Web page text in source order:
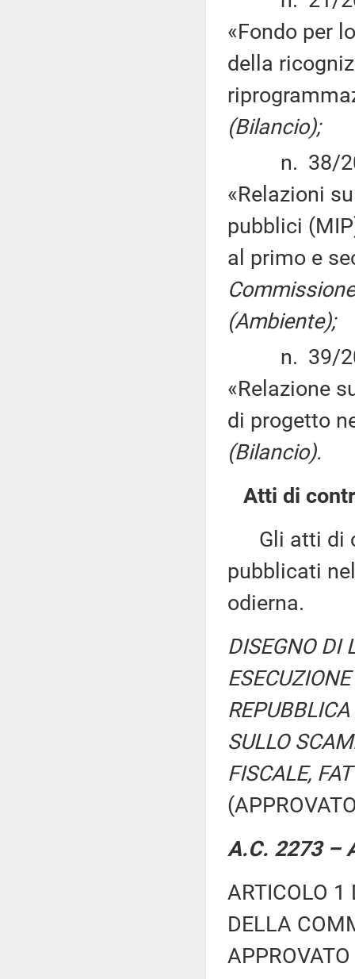
«Fondo per
della
(Bilancio);
n. 38/
«Relazioni
pubblici
al primo e
(Ambiente);
n. 39/
«Relazione
di progetto
(Bilancio).
Atti di
Gli atti di
pubblicati
odierna.
DISEGNO DI
SULLO
FISCALE,
A.C. 2273 –
ARTICOLO 1
DELLA